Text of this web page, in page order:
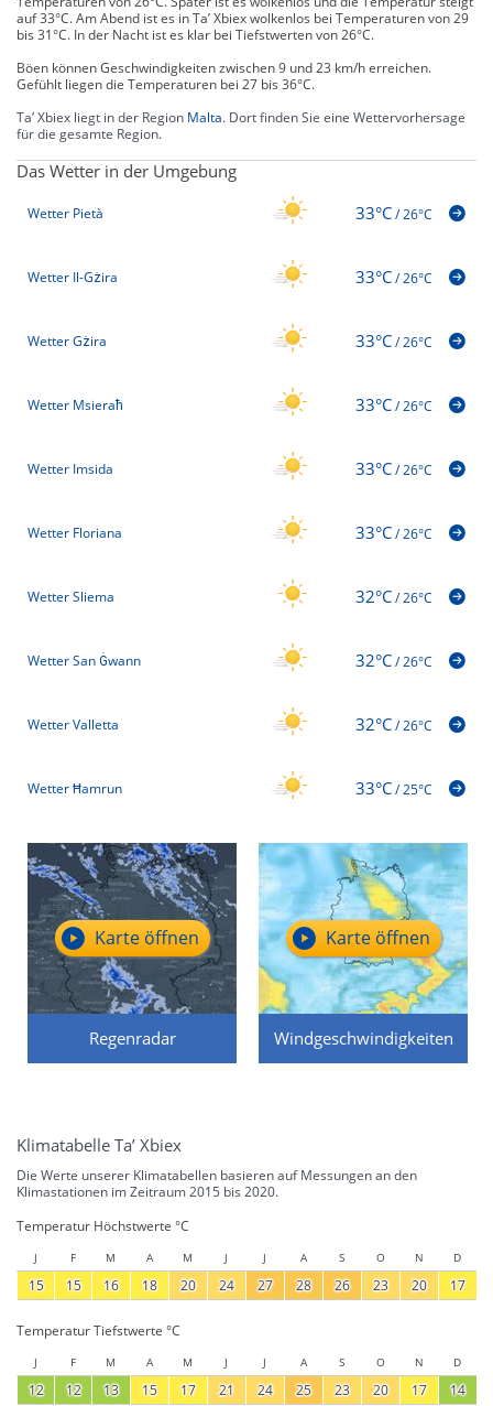
auf 33°C. Am Abend ist es in Ta’ Xbiex wolkenlos bei Temperaturen von 29
bis 31°C. In der Nacht ist es klar bei Tiefstwerten von 26°C.
Böen können Geschwindigkeiten zwischen 9 und 23 km/h erreichen.
Gefühlt liegen die Temperaturen bei 27 bis 36°C.
Ta’ Xbiex liegt in der Region Malta. Dort finden Sie eine Wettervorhersage
für die gesamte Region.
Das Wetter in der Umgebung
Wetter Pietà 33°C/26°C
Wetter Il-Gżira 33°C/26°C
Wetter Gżira 33°C/26°C
Wetter Msieraħ 33°C/26°C
Wetter Imsida 33°C/26°C
Wetter Floriana 33°C/26°C
Wetter Sliema 32°C/26°C
Wetter San Ġwann 32°C/26°C
Wetter Valletta 32°C/26°C
Wetter Ħamrun 33°C/25°C
Regenradar
Karte öffnen
Windgeschwindigkeiten
Karte öffnen
Klimatabelle Ta’ Xbiex
Die Werte unserer Klimatabellen basieren auf Messungen an den
Klimastationen im Zeitraum 2015 bis 2020.
Temperatur Höchstwerte °C
J F M A M J J A S O N D
15 15 16 18 20 24 27 28 26 23 20 17
Temperatur Tiefstwerte °C
J F M A M J J A S O N D
12 12 13 15 17 21 24 25 23 20 17 14